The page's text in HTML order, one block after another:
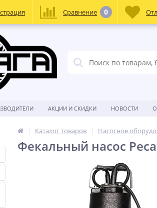
АКЦИИ И СКИДКИ НОВОСТИ
Каталог товаров Насосное
Фекальный насос
Сравнение 0